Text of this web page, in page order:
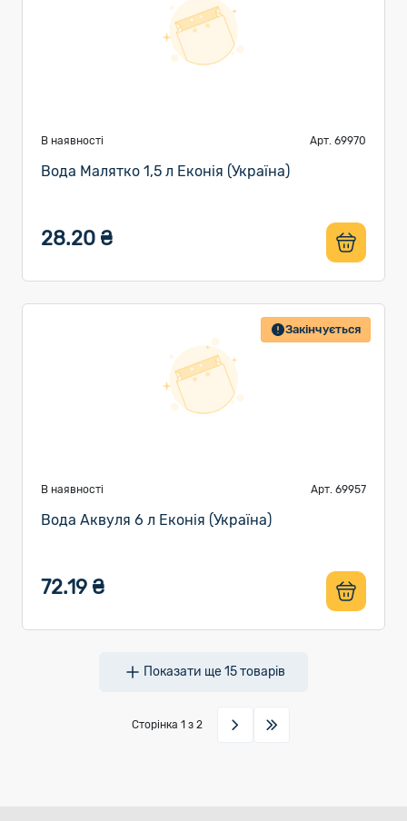
В наявності Арт. 69970
Вода Малятко 1,5 л Еконія (Україна)
28.20 ₴
Закінчується
В наявності Арт. 69957
Вода Аквуля 6 л Еконія (Україна)
72.19 ₴
Показати ще15товарів
Сторінка 1 з 2